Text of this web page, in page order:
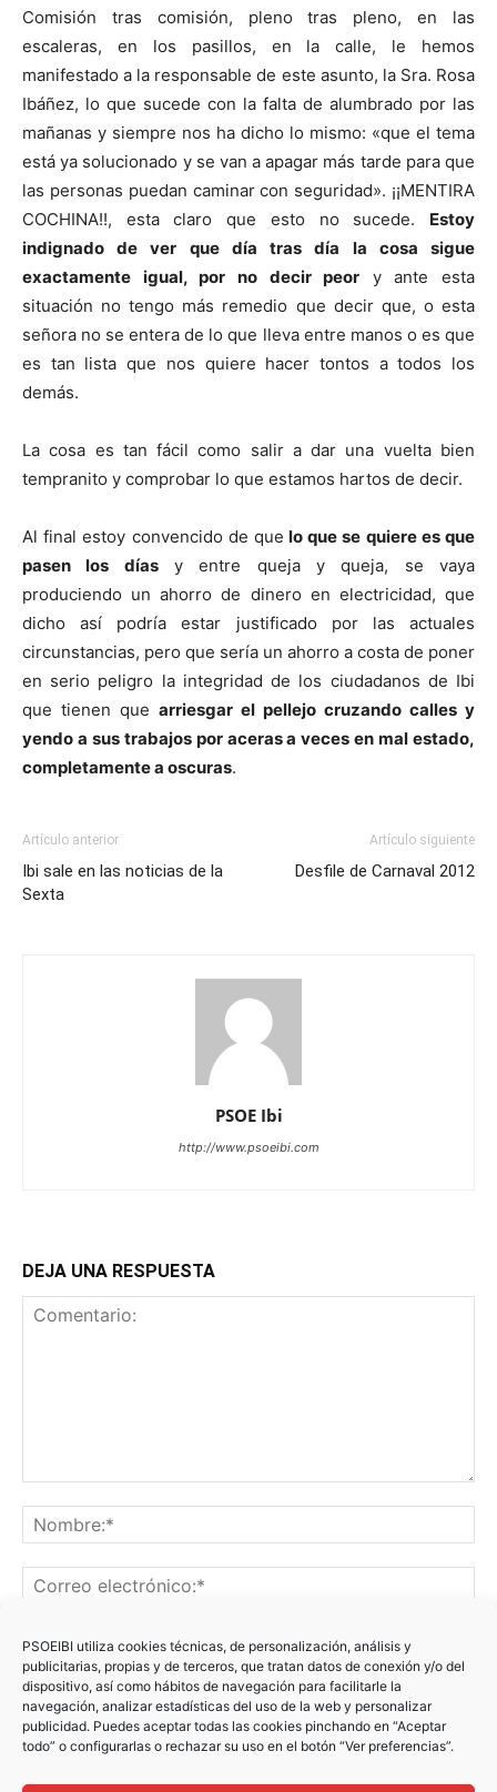
PSOEIBI utiliza cookies técnicas, de personalización, análisis y
publicitarias, propias y de terceros, que tratan datos de conexión y/o del
dispositivo, así como hábitos de navegación para facilitarle la
navegación, analizar estadísticas del uso de la web y personalizar
publicidad. Puedes aceptar todas las cookies pinchando en “Aceptar
todo” o configurarlas o rechazar su uso en el botón “Ver preferencias”.
Comisión tras comisión, pleno tras pleno, en las
escaleras, en los pasillos, en la calle, le hemos
manifestado a la responsable de este asunto, la Sra. Rosa
Ibáñez, lo que sucede con la falta de alumbrado por las
mañanas y siempre nos ha dicho lo mismo: «que el tema
está ya solucionado y se van a apagar más tarde para que
las personas puedan caminar con seguridad». ¡¡MENTIRA
COCHINA!!, esta claro que esto no sucede. Estoy
indignado de ver que día tras día la cosa sigue
exactamente igual, por no decir peor y ante esta
situación no tengo más remedio que decir que, o esta
señora no se entera de lo que lleva entre manos o es que
es tan lista que nos quiere hacer tontos a todos los
demás.
La cosa es tan fácil como salir a dar una vuelta bien
tempranito y comprobar lo que estamos hartos de decir.
Al final estoy convencido de que lo que se quiere es que
pasen los díasy entre queja y queja, se vaya
produciendo un ahorro de dinero en electricidad, que
dicho así podría estar justificado por las actuales
circunstancias, pero que sería un ahorro a costa de poner
en serio peligro la integridad de los ciudadanos de Ibi
que tienen que arriesgar el pellejo cruzando calles y
yendo a sus trabajos por aceras a veces en mal estado,
completamente a oscuras.
Artículo anterior
Ibi sale en las noticias de la
Sexta
Artículo siguiente
Desfile de Carnaval 2012
PSOE Ibi
http://www.psoeibi.com
DEJA UNA RESPUESTA
Recibir un correo electrónico con los siguientes comentarios
a esta entrada.
Recibir un correo electrónico con cada nueva entrada.